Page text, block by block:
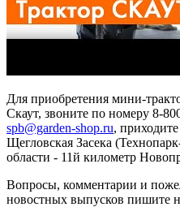
Для приобретения мини-
Скаут, звоните по номеру 8-
spb@garden-shop.ru,
Щегловская Засека
области - 11й километр
Вопросы, комментарии и
новостных выпусков пишите